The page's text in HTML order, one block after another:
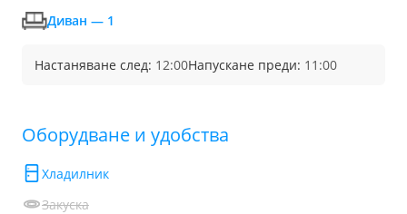
Диван — 1
Настаняване след: 12:00Напускане преди: 11:00
Обoрудване и удобства
Хладилник
Закуска